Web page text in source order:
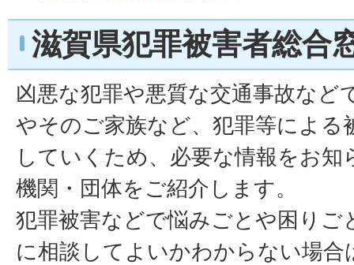
滋賀県犯罪被害者総合
凶悪な犯罪や悪質な交通事故など
やそのご家族など、犯罪等による
していくため、必要な情報をお知
機関・団体をご紹介します。
犯罪被害などで悩みごとや困りご
に相談してよいかわからない場合